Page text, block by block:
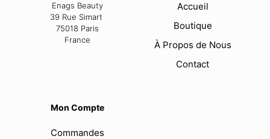
Enags Beauty
39 Rue Simart
75018 Paris
France
Accueil
Boutique
À Propos de Nous
Contact
Mon Compte
Commandes